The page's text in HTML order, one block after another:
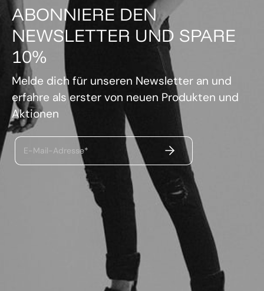
ABONNIERE DEN
NEWSLETTER UND SPARE
10%
Melde dich für unseren Newsletter an und
erfahre als erster von neuen Produkten und
Aktionen
E-Mail-Adresse* ABSENDEN